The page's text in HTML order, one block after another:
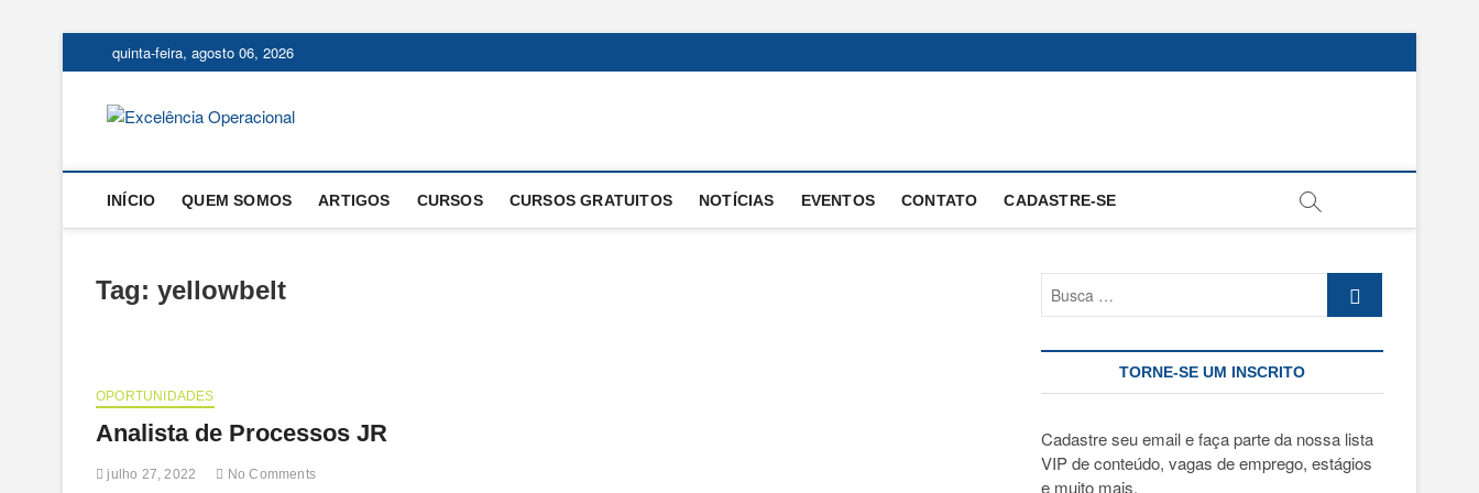
to
quinta-feira, agosto 06, 2026
INÍCIO QUEM SOMOS ARTIGOS CURSOS CURSOS GRATUITOS NOTÍCIAS EVENTOS CONTATO CADASTRE-SE
Tag: yellowbelt
OPORTUNIDADES
Analista de Processos JR
julho 27, 2022 No Comments
TORNE-SE UM INSCRITO
Cadastre seu email e faça parte da nossa lista
VIP de conteúdo, vagas de emprego, estágios
e muito mais.